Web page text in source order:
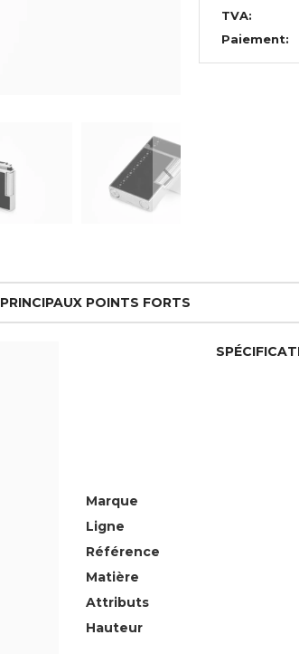
TVA:
Paiement:
PRINCIPAUX POINTS FORTS
Marque
Ligne
Référence
Matière
Attributs
Hauteur